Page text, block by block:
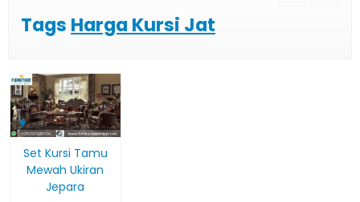
Tags Harga Kursi Jat
Set Kursi Tamu
Mewah Ukiran
Jepara